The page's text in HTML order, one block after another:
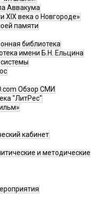
Аввакума
XIX века о Новгороде»
памяти
библиотека
имени Б.Н. Ельцина
Обзор СМИ
"ЛитРес"
кабинет
и методические